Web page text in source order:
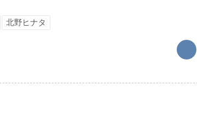
北野ヒナタ